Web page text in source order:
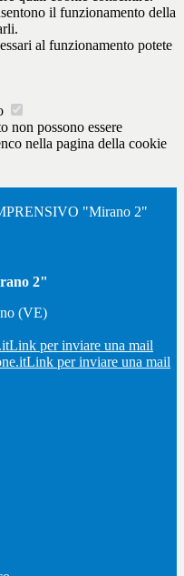
il funzionamento della
al funzionamento potete
non possono essere
nella pagina della cookie
"Mirano 2"
2"
(VE)
Link per inviare una mail
Link per inviare una mail